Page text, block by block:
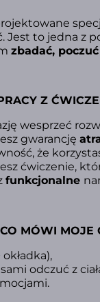
Jest to jedna z
zbadać,
Z
wesprzeć
gwarancję
że
ćwiczenie,
funkcjonalne
MÓWI MOJE
odczuć z